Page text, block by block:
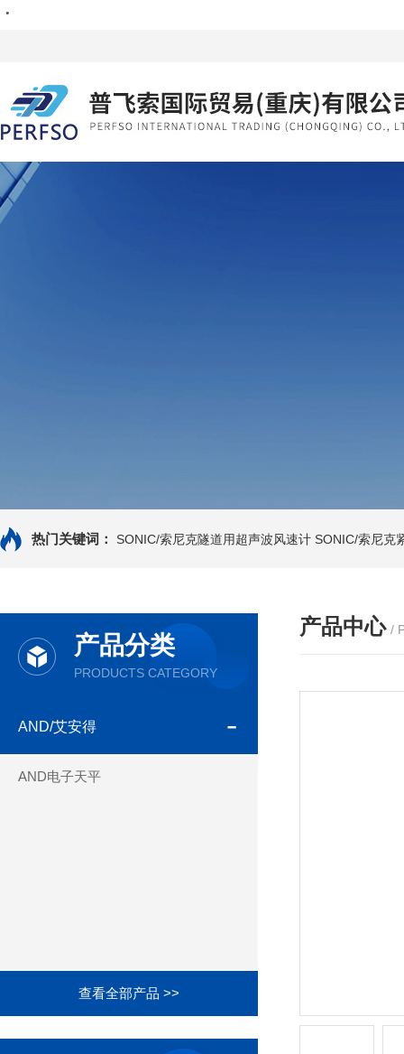
热门关键词： SONIC/索尼克隧道用超声波风速计 SONIC/索尼克
产品分类
PRODUCTS CATEGORY
AND/艾安得
AND电子天平
查看全部产品 >>
产品中心 /
・・・・・・・